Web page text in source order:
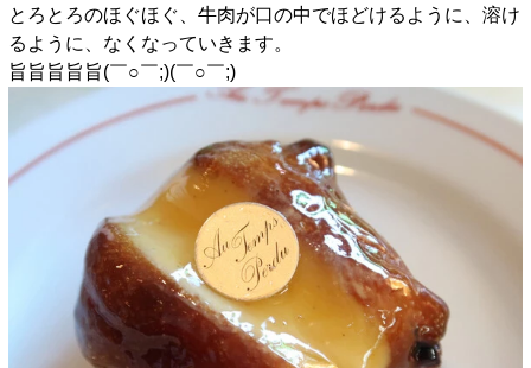
とろとろのほぐほぐ、牛肉が口の中でほどけるように、溶け
るように、なくなっていきます。
旨旨旨旨旨(￣○￣;)(￣○￣;)